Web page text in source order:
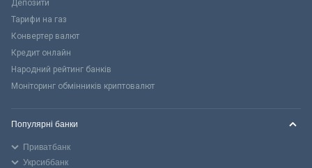
Депозити
Тарифи на газ
Конвертер валют
Кредит онлайн
Народний рейтинг банків
Моніторинг обмінників криптовалют
Популярні банки
Приватбанк
Укрсиббанк